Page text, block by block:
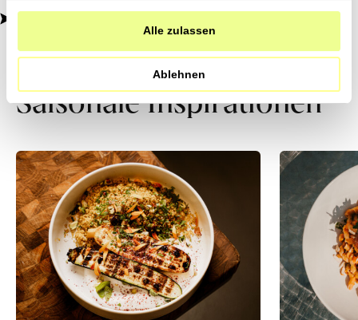
haben.
Alle zulassen
Ablehnen
100% transparent, 0% Zusatzstoffe.
Saisonale Inspirationen